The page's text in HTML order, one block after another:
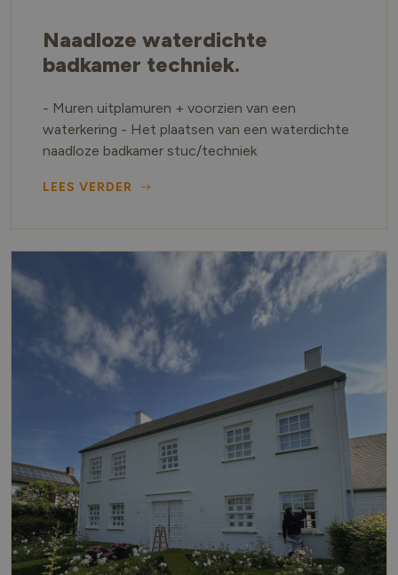
Naadloze waterdichte
badkamer techniek.
- Muren uitplamuren + voorzien van een
waterkering - Het plaatsen van een waterdichte
naadloze badkamer stuc/techniek
LEES VERDER